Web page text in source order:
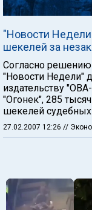
"Новости
шекелей за
Согласно
"Новости Недели"
издательству
"Огонек", 285
шекелей
27.02.2007 12:26 //